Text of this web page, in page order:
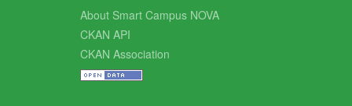
About Smart Campus NOVA
CKAN API
CKAN Association